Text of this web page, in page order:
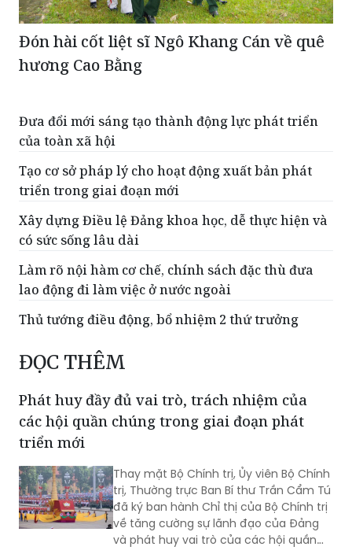
hương Cao Bằng
Đưa đổi mới sáng tạo thành động lực phát triển
của toàn xã hội
Tạo cơ sở pháp lý cho hoạt động xuất bản phát
triển trong giai đoạn mới
Xây dựng Điều lệ Đảng khoa học, dễ thực hiện và
có sức sống lâu dài
Làm rõ nội hàm cơ chế, chính sách đặc thù đưa
Thủ tướng điều động, bổ nhiệm 2 thứ trưởng
ĐỌC THÊM
Phát huy đầy đủ vai trò, trách nhiệm của
các hội quần chúng trong giai đoạn phát
triển mới
Thay mặt Bộ Chính trị, Ủy viên Bộ Chính
trị, Thường trực Ban Bí thư Trần Cẩm Tú